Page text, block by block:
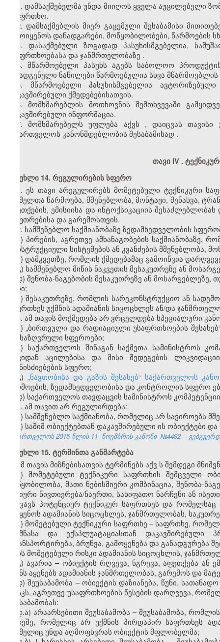
1. დამსაქმებელმა უნდა მიიღოს ყველა აუცილებელი
უსაფრთხო.
2. დამსაქმებლის მიერ გაცემული შესაბამისი
გამოიყენოს დანადგარები, მოწყობილობები, წარმოების
3. დასაქმებული ზოგადად პასუხისმგებელია,
უსაფრთხოებასა და ჯანმრთელობაზე .
4. მწარმოებელი პასუხს აგებს საბოლოო
შემადგენელი ნაწილები წარმოებულია სხვა მწარმოებლის
5. მწარმოებელი პასუხისმგებელია
დაკავშირებული ქმედებებისათვის.
6. მომხმარებლის მოთხოვნის შემთხვევაში
დაკავშირებული ინფორმაცია.
7. მომხმარებელს უფლება აქვს ,დაიცვას
საქართველოს კანონმდებლობის შესაბამისად .
თავი IV .
მუხლი 14. რეგულირების სფერო
1. ეს თავი არეგულირებს მომეტებული ტექნიკური
რომელთა წარმოება, მშენებლობა, მონტაჟი, შენახვა,
აფეთქების, ემისიისა და ინტოქსიკაციის
საკუთრებისა და გარემოსთვის.
2. სამშენებლო საქმიანობაზე ზედამხედველობის
ა) პირების, აგრეთვე ამხანაგობების საქმიანობაზე,
კონსტრუქციული სისტემების ან კვანძების მშენებლობა,
ბ) დამკვეთზე, რომლის ქმედებამაც გამოიწვია
გ) სამშენებლო მიწის ნაკვეთის მესაკუთრეზე ან
დ) შენობა-ნაგებობის მესაკუთრეზე ან მოსარგებლეზე,
პირი;
ე) მესაკუთრეზე, რომლის სარეკონსტრუქციო ან
საფრთხეს უქმნის ადამიანის სიცოცხლეს ან/და
3. ამ თავის მოქმედება არ ვრცელდება სპეციალური
ა) „ბირთვული და რადიაციული უსაფრთხოების
განსაზღვრული სფეროები;
ბ) საქართველოს შინაგან საქმეთა სამინისტროს
თავიდან აცილებისა და მისი შედეგების
ღონისძიებების სფერო;
გ) „ნავთობისა და გაზის შესახებ“ საქართველოს
წარმოების, ზედამხედველობისა და კონტროლის სფერო
დ) საქართველოს თავდაცვის სამინისტროს
4. ამ თავითარ რეგულირდება:
ა) სამშენებლო საქმიანობა, რომელიც არ საჭიროებს
ბ) საშიშ ობიექტებთან დაკავშირებული ის
საქართველოს 2015 წლის 11 ნოემბრის კანონი №4492 -
მუხლი 15. ტერმინთა განმარტება
ამ თავის მიზნებისათვის ტერმინებს აქვ ს შემდეგი
ა) მომეტებული ტექნიკური საფრთხის შემცველი
მოწყობილობა, მათი ნებისმიერი კომბინაცია, შენობა-
ქიმიური ნივთიერება/ნაერთი, სახიფათო ნარჩენი ან
შეიცავს პოტენციურ ტექნიკურ საფრთხეს და
მიაყენოს ადამიანის სიცოცხლეს, ჯანმრთელობას,
ბ) მომეტებული ტექნიკური საფრთხე – საფრთხე,
შექმნასა და ექსპლუატაციასთან
ტრანსპორტირება, ბრუნვა, გამოყენება და განადგურება
არის მომეტებული რისკი ადამიანის სიცოცხლის,
გ) ავარია – ობიექტის რღვევა, ნგრევა, აფეთქება ან
ზიანს აყენებს ადამიანის ჯანმრთელობას, გარემოს და
დ) შეუსაბამობა – ობიექტის დაზიანება, წუნი,
რისკს, აგრეთვე უსაფრთხოების წესების დარღვევა,
შეუსაბამობას:
დ.ა) არაარსებითი შეუსაბამობა – შეუსაბამობა,
გარეშე, რომელიც არ უქმნის პირდაპირ საფრთხეს
რომელიც უნდა აღმოფხვრას ობიექტის მფლობელმა;